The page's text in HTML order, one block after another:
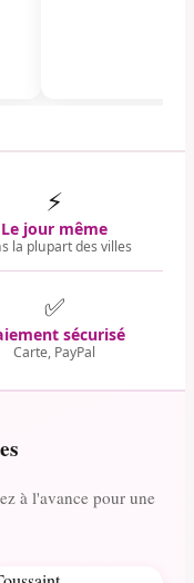
⚡
Le jour même
la plupart des villes
✅
sécurisé
Carte, PayPal
à l'avance pour une